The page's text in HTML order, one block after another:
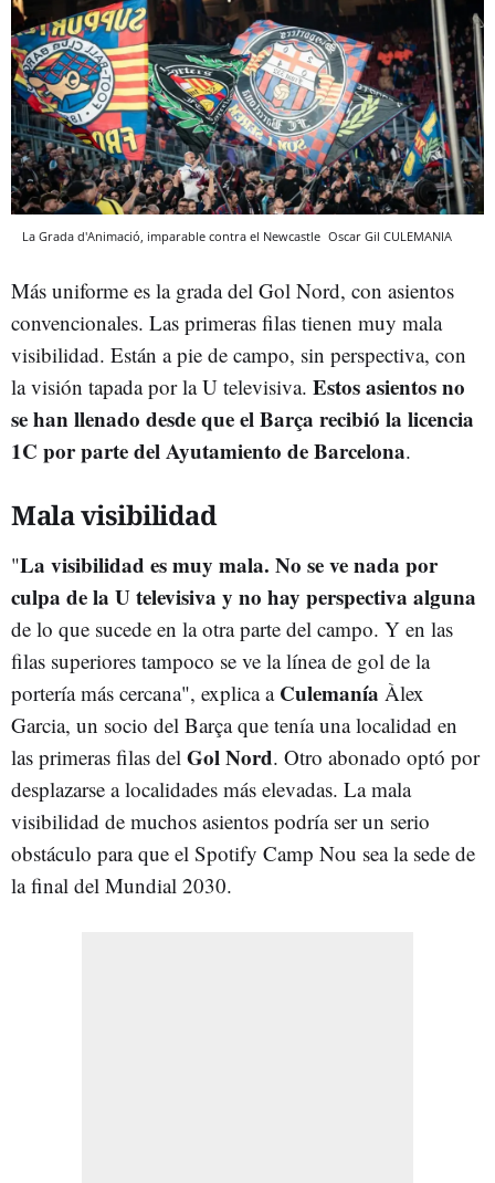
La Grada d'Animació, imparable contra el Newcastle Oscar Gil CULEMANIA
Más uniforme es la grada del Gol Nord, con asientos
convencionales. Las primeras filas tienen muy mala
visibilidad. Están a pie de campo, sin perspectiva, con
la visión tapada por la U televisiva. Estos asientos no
se han llenado desde que el Barça recibió la licencia
1C por parte del Ayutamiento de Barcelona.
Mala visibilidad
"La visibilidad es muy mala. No se ve nada por
culpa de la U televisiva y no hay perspectiva alguna
de lo que sucede en la otra parte del campo. Y en las
filas superiores tampoco se ve la línea de gol de la
portería más cercana", explica a Culemanía Àlex
Garcia, un socio del Barça que tenía una localidad en
las primeras filas del Gol Nord. Otro abonado optó por
desplazarse a localidades más elevadas. La mala
visibilidad de muchos asientos podría ser un serio
obstáculo para que el Spotify Camp Nou sea la sede de
la final del Mundial 2030.